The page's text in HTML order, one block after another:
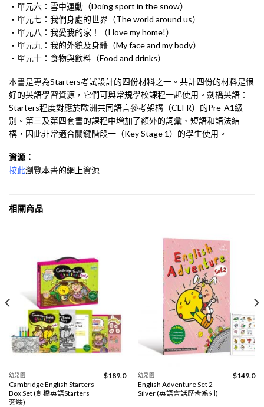
・單元六：雪中運動（Doing sport in the snow）
・單元七：我們身處的世界（The world around us）
・單元八：我愛我的家！（I love my home!）
・單元九：我的外貌及身體（My face and my body）
・單元十：食物與飲料（Food and drinks）
本書是專為Starters考試設計的四份材料之一。共計四份的材料是很
好的英語學習資源，它們可與常規學校課程一起使用。劍橋英語：
Starters程度對應於歐洲共同語言參考架構（CEFR）的Pre-A1級
別。第三及第四套書的課程中增加了額外的詞彙、短語和語法結
構，因此非常適合關鍵階段一（Key Stage 1）的學生使用。
資源：
按此瀏覽本書的網上資源
相關商品
幼兒園
Cambridge English Starters
Box Set (劍橋英語Starters
套裝)
$189.0 幼兒園
English Adventure Set 2
Silver (英語會話歷奇系列)
$149.0